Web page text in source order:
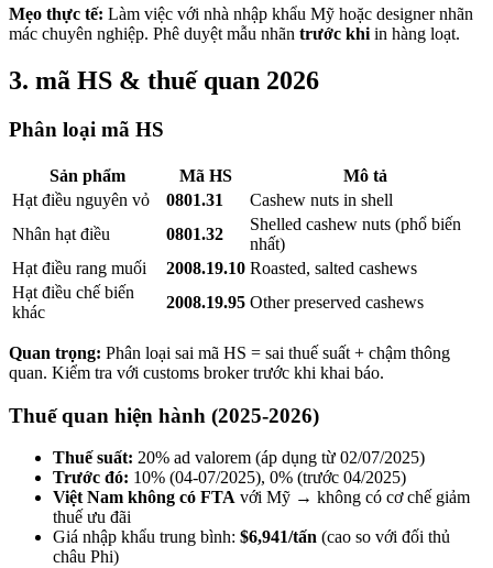
Mẹo thực tế: Làm việc với nhà nhập khẩu Mỹ hoặc designer nhãn
mác chuyên nghiệp. Phê duyệt mẫu nhãn trước khi in hàng loạt.
3. mã HS & thuế quan 2026
Phân loại mã HS
Sản phẩm Mã HS
Mô tả
Hạt điều nguyên vỏ
0801.31
Cashew nuts in shell
Nhân hạt điều
0801.32
Shelled cashew nuts (phổ biến
nhất)
Hạt điều rang muối
2008.19.10 Roasted, salted cashews
Hạt điều chế biến
khác
2008.19.95 Other preserved cashews
Quan trọng: Phân loại sai mã HS = sai thuế suất + chậm thông
quan. Kiểm tra với customs broker trước khi khai báo.
Thuế quan hiện hành (2025-2026)
Thuế suất: 20% ad valorem (áp dụng từ 02/07/2025)
Trước đó: 10% (04-07/2025), 0% (trước 04/2025)
Việt Nam không có FTA với Mỹ → không có cơ chế giảm
thuế ưu đãi
Giá nhập khẩu trung bình: $6,941/tấn (cao so với đối thủ
châu Phi)